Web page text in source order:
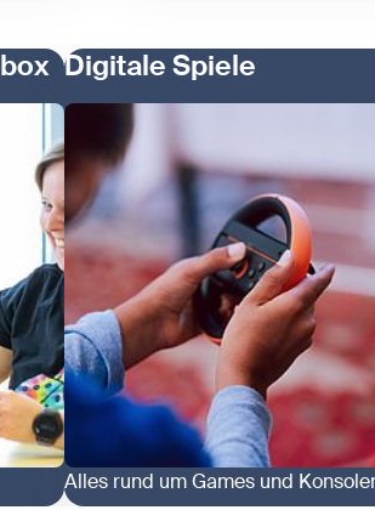
Digitale Spiele
Alles rund um Games und